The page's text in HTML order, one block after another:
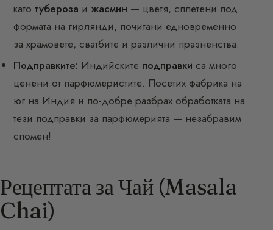
катотубероза и жасмин — цветя, сплетени под
формата на гирлянди, почитани едновременно
за храмовете, сватбите и различни празненства.
Подправките: Индийските подправки са много
ценени от парфюмеристите. Посетих фабрика на
юг на Индия и по-добре разбрах обработката на
тези подправки за парфюмерията — незабравим
спомен!
Рецептата за Чай (Masala
Chai)